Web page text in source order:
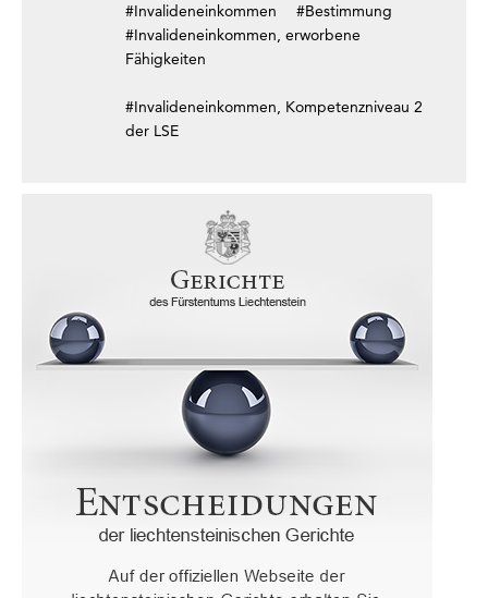
#Invalideneinkommen
#Bestimmung
#Invalideneinkommen, erworbene
Fähigkeiten
#Invalideneinkommen, Kompetenzniveau 2
der LSE